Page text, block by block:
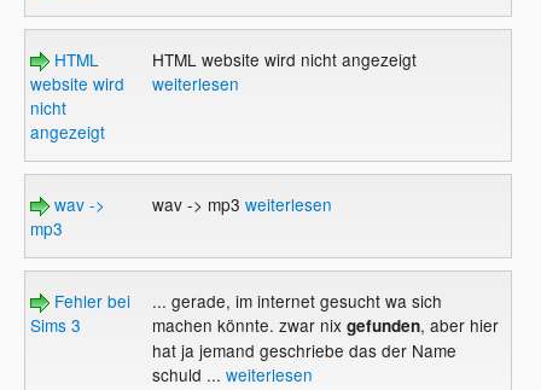
HTML
website wird
nicht
angezeigt
HTML website wird nicht angezeigt
weiterlesen
wav ->
mp3
wav -> mp3 weiterlesen
Fehler bei
Sims 3
... gerade, im internet gesucht wa sich
machen könnte. zwar nix gefunden, aber hier
hat ja jemand geschriebe das der Name
schuld ... weiterlesen